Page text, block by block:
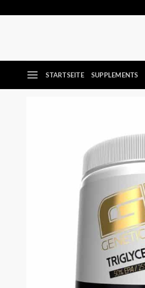
STARTSEITE SUPPLEMENTS